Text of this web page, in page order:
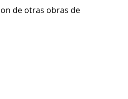
de otras obras de